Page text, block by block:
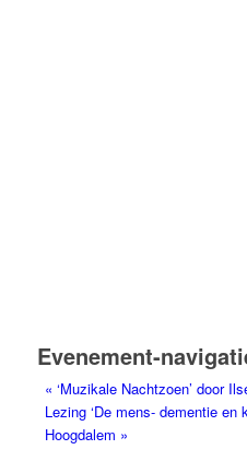
Evenement-
« ‘Muzikale Nachtzoen’ door
Lezing ‘De mens- dementie en
Hoogdalem »